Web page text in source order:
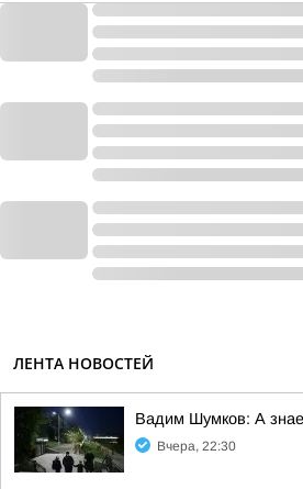
ЛЕНТА НОВОСТЕЙ
Вадим Шумков: А
Вчера, 22:30